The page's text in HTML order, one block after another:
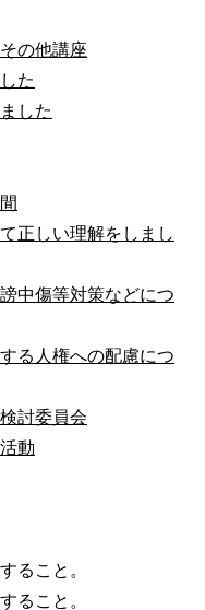
の他講座
た
した
正しい理解をしまし
中傷等対策などにつ
る人権への配慮につ
討委員会
動
ること。
ること。